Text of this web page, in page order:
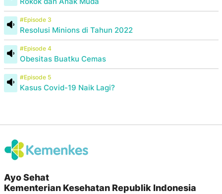
#Episode 3
Resolusi Minions di Tahun 2022
#Episode 4
Obesitas Buatku Cemas
#Episode 5
Kasus Covid-19 Naik Lagi?
Ayo Sehat
Kementerian Kesehatan Republik Indonesia